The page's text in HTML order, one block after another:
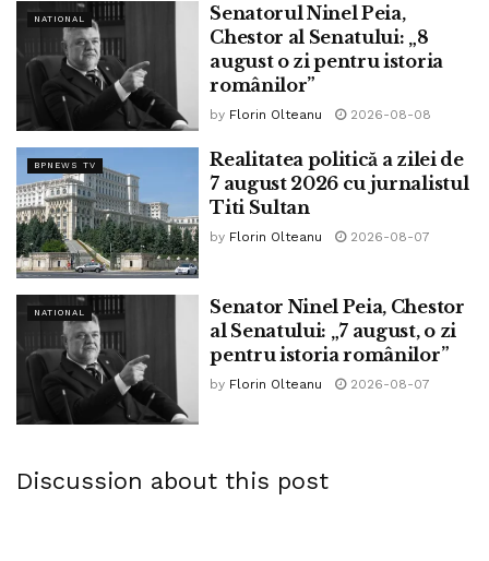
NATIONAL
Senatorul Ninel Peia,
Chestor al Senatului: „8
august o zi pentru istoria
românilor”
by Florin Olteanu 2026-08-08
BPNEWS TV
Realitatea politică a zilei de
7 august 2026 cu jurnalistul
Titi Sultan
by Florin Olteanu 2026-08-07
NATIONAL
Senator Ninel Peia, Chestor
al Senatului: „7 august, o zi
pentru istoria românilor”
by Florin Olteanu 2026-08-07
Discussion about this post